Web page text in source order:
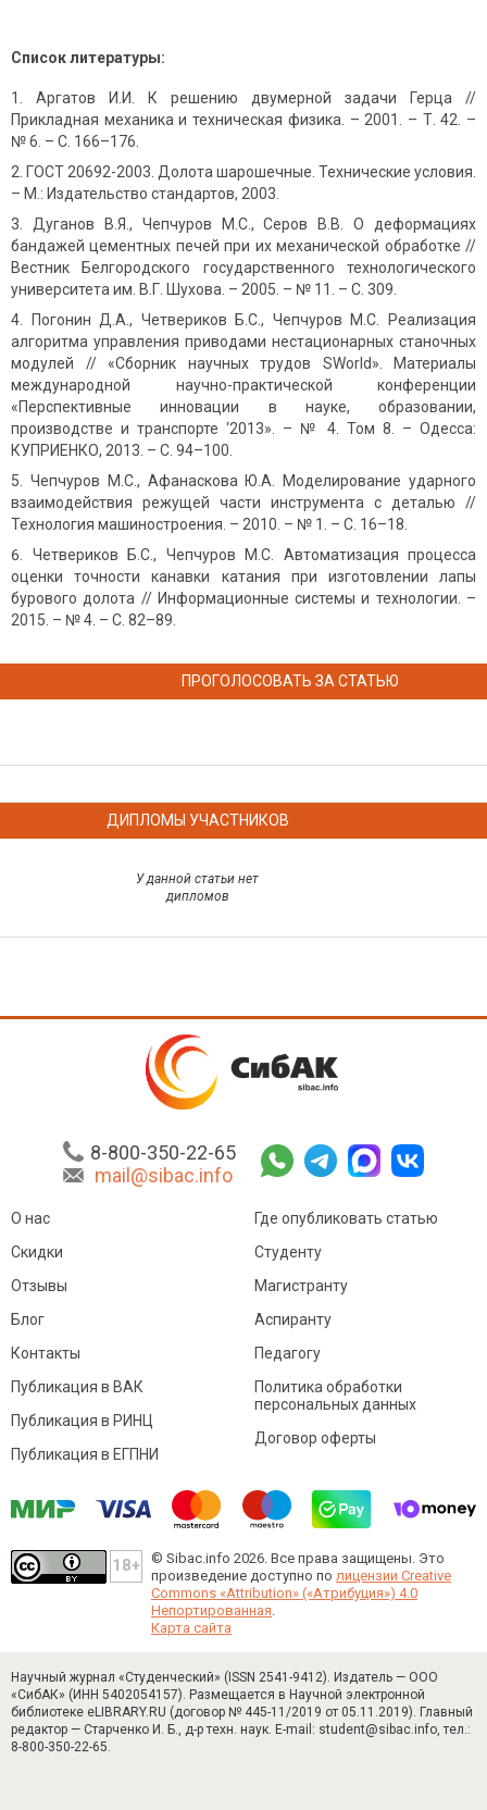
Cписок литературы:
Аргатов И.И. К решению двумерной задачи Герца //
Прикладная механика и техническая физика. – 2001. – Т. 42. –
№ 6. – С. 166–176.
ГОСТ 20692-2003. Долота шарошечные. Технические условия.
– М.: Издательство стандартов, 2003.
Дуганов В.Я., Чепчуров М.С., Серов В.В. О деформациях
бандажей цементных печей при их механической обработке //
Вестник Белгородского государственного технологического
университета им. В.Г. Шухова. – 2005. – № 11. – С. 309.
Погонин Д.А., Четвериков Б.С., Чепчуров М.С. Реализация
алгоритма управления приводами нестационарных станочных
модулей // «Сборник научных трудов SWorld». Материалы
международной научно-практической конференции
«Перспективные инновации в науке, образовании,
производстве и транспорте ‘2013». – № 4. Том 8. – Одесса:
КУПРИЕНКО, 2013. – С. 94–100.
Чепчуров М.С., Афанаскова Ю.А. Моделирование ударного
взаимодействия режущей части инструмента с деталью //
Технология машиностроения. – 2010. – № 1. – С. 16–18.
Четвериков Б.С., Чепчуров М.С. Автоматизация процесса
оценки точности канавки катания при изготовлении лапы
бурового долота // Информационные системы и технологии. –
2015. – № 4. – С. 82–89.
ПРОГОЛОСОВАТЬ ЗА СТАТЬЮ
ДИПЛОМЫ УЧАСТНИКОВ
У данной статьи нет
дипломов
8-800-350-22-65
mail@sibac.info
О нас
Скидки
Отзывы
Блог
Контакты
Где опубликовать статью
Студенту
Магистранту
Аспиранту
Педагогу
Публикация в ВАК
Публикация в РИНЦ
Публикация в ЕГПНИ
Политика обработки
персональных данных
Договор оферты
© Sibac.info 2026. Все права защищены. Это
произведение доступно по лицензии Creative
Commons «Attribution» («Атрибуция») 4.0
Непортированная
Карта сайта
Научный журнал «Студенческий» (ISSN 2541-9412). Издатель — ООО
«СибАК» (ИНН 5402054157). Размещается в Научной электронной
библиотеке eLIBRARY.RU (договор № 445-11/2019 от 05.11.2019). Главный
редактор — Старченко И. Б., д-р техн. наук. E-mail: student@sibac.info, тел.:
8-800-350-22-65.